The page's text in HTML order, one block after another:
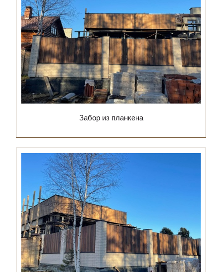
Забор из планкена